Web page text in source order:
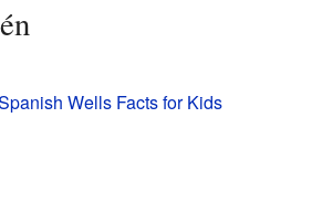
Wells Facts for Kids